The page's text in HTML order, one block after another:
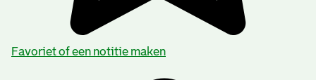
Favoriet of een notitie maken